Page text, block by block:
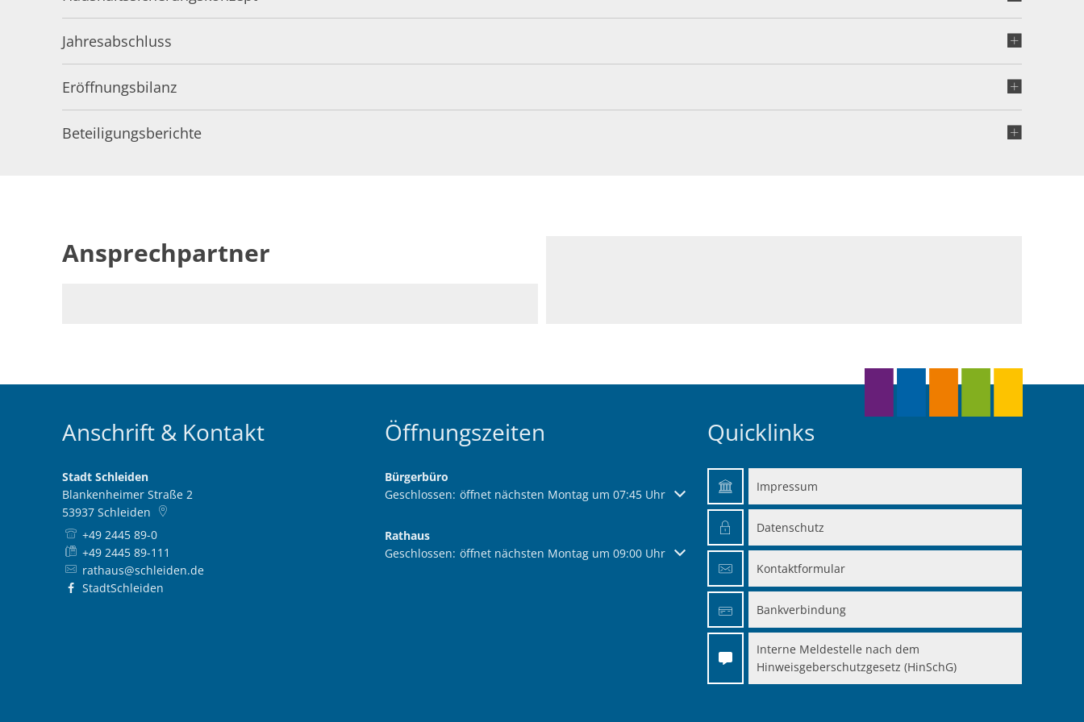
Jahresabschluss
Eröffnungsbilanz
Beteiligungsberichte
Ansprechpartner
Anschrift & Kontakt
Stadt Schleiden
Blankenheimer Straße 2
53937 Schleiden
+49 2445 89-0
+49 2445 89-111
rathaus@schleiden.de
StadtSchleiden
Öffnungszeiten
Bürgerbüro
Klicken, um weitere Öffnungs- oder Schließzeiten auszublenden
Geschlossen: öffnet nächsten Montag um 07:45 Uhr
Rathaus
Klicken, um weitere Öffnungs- oder Schließzeiten auszublenden
Geschlossen: öffnet nächsten Montag um 09:00 Uhr
Quicklinks
Impressum
Datenschutz
Kontaktformular
Bankverbindung
Interne Meldestelle nach dem
Hinweisgeberschutzgesetz (HinSchG)